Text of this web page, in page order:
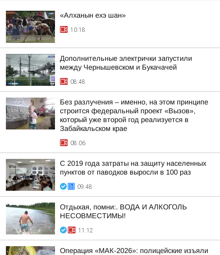
«Алханын ехэ шан»
10:18
Дополнительные электрички запустили
между Чернышевском и Букачачей
08:48
Без разлучения – именно, на этом принципе
строится федеральный проект «Вызов»,
который уже второй год реализуется в
Забайкальском крае
08:06
С 2019 года затраты на защиту населенных
пунктов от паводков выросли в 100 раз
09:48
Отдыхая, помни:. ВОДА И АЛКОГОЛЬ
НЕСОВМЕСТИМЫ!
11:12
Операция «МАК-2026»: полицейские изъяли